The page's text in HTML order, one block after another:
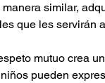
similar,
que les servirán
mutuo crea
pueden